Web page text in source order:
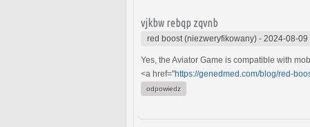
vjkbw rebqp zqvnb
red boost (niezweryfikowany) - 2024-08-09
Yes, the Aviator Game is compatible with
<a href="https://genedmed.com/blog/red-
odpowiedz